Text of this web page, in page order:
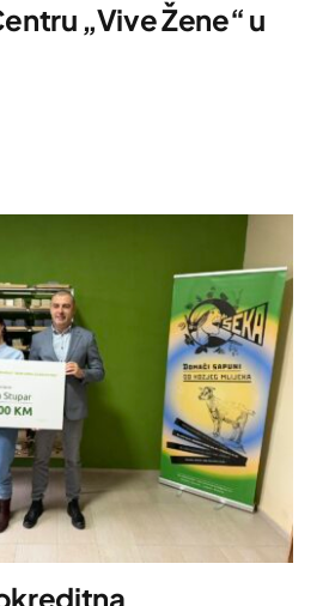
„Vive Žene“ u